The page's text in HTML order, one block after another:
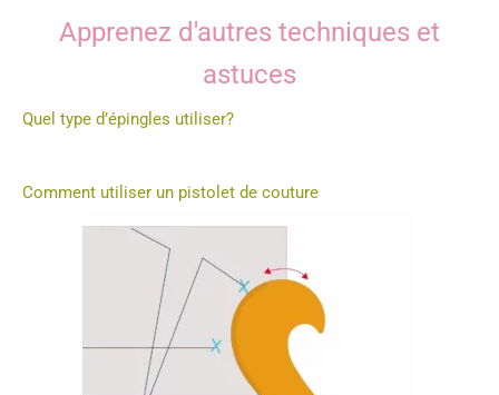
Apprenez d'autres techniques et
astuces
Quel type d’épingles utiliser?
Comment utiliser un pistolet de couture